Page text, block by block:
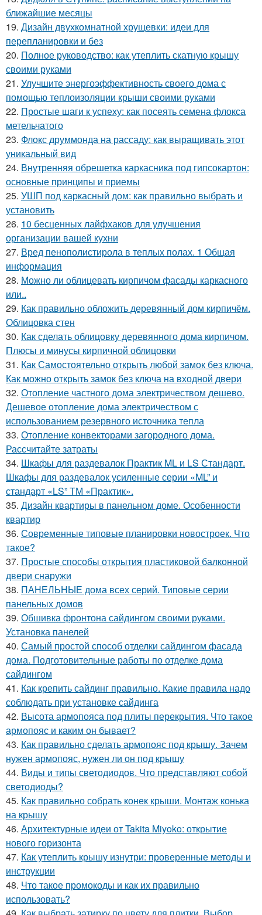
ближайшие месяцы
19. Дизайн двухкомнатной хрущевки: идеи для
перепланировки и без
20. Полное руководство: как утеплить скатную крышу
своими руками
21. Улучшите энергоэффективность своего дома с
помощью теплоизоляции крыши своими руками
22. Простые шаги к успеху: как посеять семена флокса
метельчатого
23. Флокс друммонда на рассаду: как выращивать этот
уникальный вид
24. Внутренняя обрешетка каркасника под гипсокартон:
основные принципы и приемы
25. УШП под каркасный дом: как правильно выбрать и
установить
26. 10 бесценных лайфхаков для улучшения
организации вашей кухни
27. Вред пенополистирола в теплых полах. 1 Общая
информация
28. Можно ли облицевать кирпичом фасады каркасного
или..
29. Как правильно обложить деревянный дом кирпичём.
Облицовка стен
30. Как сделать облицовку деревянного дома кирпичом.
Плюсы и минусы кирпичной облицовки
31. Как Самостоятельно открыть любой замок без ключа.
Как можно открыть замок без ключа на входной двери
32. Отопление частного дома электричеством дешево.
Дешевое отопление дома электричеством с
использованием резервного источника тепла
33. Отопление конвекторами загородного дома.
Рассчитайте затраты
34. Шкафы для раздевалок Практик ML и LS Стандарт.
Шкафы для раздевалок усиленные серии «ML” и
стандарт «LS” ТМ «Практик».
35. Дизайн квартиры в панельном доме. Особенности
квартир
36. Современные типовые планировки новостроек. Что
такое?
37. Простые способы открытия пластиковой балконной
двери снаружи
38. ПАНЕЛЬНЫЕ дома всех серий. Типовые серии
панельных домов
39. Обшивка фронтона сайдингом своими руками.
Установка панелей
40. Самый простой способ отделки сайдингом фасада
дома. Подготовительные работы по отделке дома
сайдингом
41. Как крепить сайдинг правильно. Какие правила надо
соблюдать при установке сайдинга
42. Высота армопояса под плиты перекрытия. Что такое
армопояс и каким он бывает?
43. Как правильно сделать армопояс под крышу. Зачем
нужен армопояс, нужен ли он под крышу
44. Виды и типы светодиодов. Что представляют собой
светодиоды?
45. Как правильно собрать конек крыши. Монтаж конька
на крышу
46. Архитектурные идеи от Takita Miyoko: открытие
нового горизонта
47. Как утеплить крышу изнутри: проверенные методы и
инструкции
48. Что такое промокоды и как их правильно
использовать?